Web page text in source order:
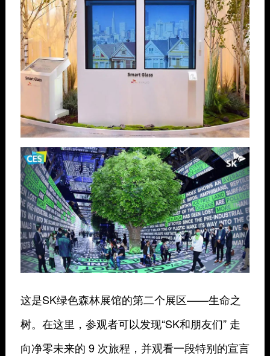
这是SK绿色森林展馆的第二个展区——生命之
树。在这里，参观者可以发现“SK和朋友们” 走
向净零未来的 9 次旅程，并观看一段特别的宣言